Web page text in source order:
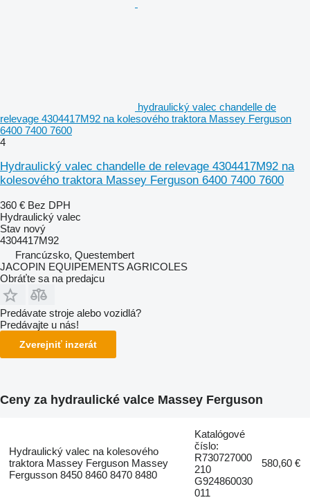
hydraulický valec chandelle de
relevage 4304417M92 na kolesového traktora Massey Ferguson
6400 7400 7600
4
Hydraulický valec chandelle de relevage 4304417M92 na
kolesového traktora Massey Ferguson 6400 7400 7600
360 € Bez DPH
Hydraulický valec
Stav nový
4304417M92
Francúzsko, Questembert
JACOPIN EQUIPEMENTS AGRICOLES
Obráťte sa na predajcu
Predávate stroje alebo vozidlá?
Predávajte u nás!
Zverejniť inzerát
Ceny za hydraulické valce Massey Ferguson
Hydraulický valec na kolesového
traktora Massey Ferguson Massey
Fergusson 8450 8460 8470 8480
Katalógové
číslo:
R730727000
210
G924860030
011
580,60 €